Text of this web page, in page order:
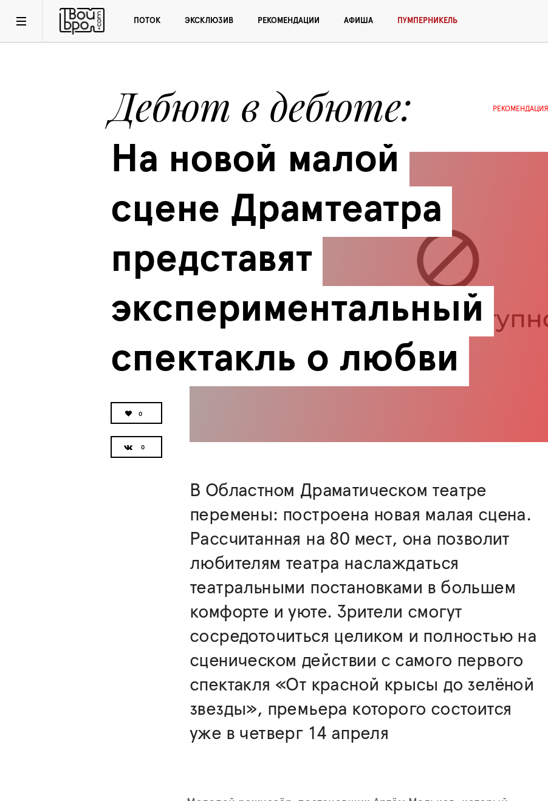
ПОТОК ЭКСКЛЮЗИВ РЕКОМЕНДАЦИИ АФИША ПУМПЕРНИКЕЛЬ
Дебют в дебюте
На новой малой
сцене Драмтеатра
представят
экспериментальный
спектакль о любви
0
РЕКОМЕНДАЦИЯ
В Областном Драматическом театре
перемены: построена новая малая сцена.
Рассчитанная на 80 мест, она позволит
любителям театра наслаждаться
театральными постановками в большем
комфорте и уюте. Зрители смогут
сосредоточиться целиком и полностью на
сценическом действии с самого первого
спектакля «От красной крысы до зелёной
звезды», премьера которого состоится
уже в четверг 14 апреля